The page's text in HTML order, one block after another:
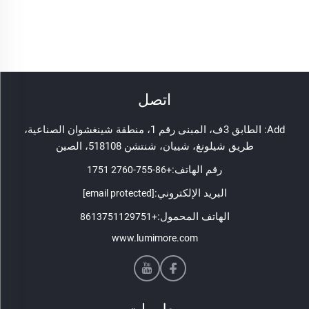
اتصل
Add: الطابق 3ف، المبنى رقم 1، منطقة شينغشوان الصناعية،
طريق شيلونغ، شييان، شنتشن 518108، الصين
رقم الهاتف:+86-755-2760 1751
البريد الإلكتروني:[email protected]
الهاتف المحمول:+8613751129751
www.lumimore.com